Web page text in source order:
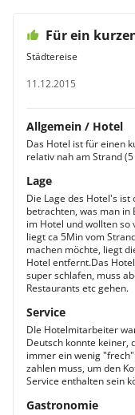
Für ein
Städtereise
11.12.2015
Allgemein / Hotel
Das Hotel ist für einen
relativ nah am Strand
Lage
Die Lage des Hotel's
betrachten, was man in
im Hotel und wollten so
liegt ca 5Min vom
machen möchte, liegt
Hotel entfernt.Das
super schlafen, muss
Restaurants etc gehen.
Service
DIe Hotelmitarbeiter
Deutsch konnte keiner,
immer ein wenig
zahlen muss, um den
Service enthalten sein
Gastronomie